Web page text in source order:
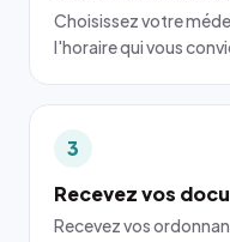
Choisissez votre
l'horaire qui vous
3
Recevez vos
Recevez vos